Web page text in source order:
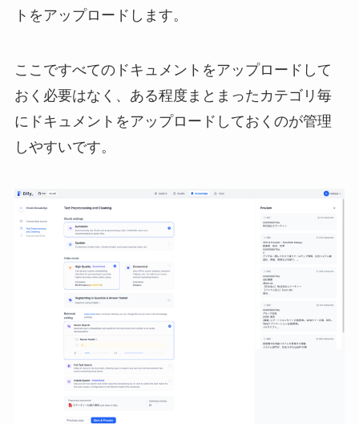
トをアップロードします。
ここですべてのドキュメントをアップロードして
おく必要はなく、ある程度まとまったカテゴリ毎
にドキュメントをアップロードしておくのが管理
しやすいです。